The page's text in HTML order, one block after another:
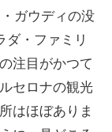
ガウディの没
ダ・ファミリ
注目がかつて
セロナの観光
はほぼありま